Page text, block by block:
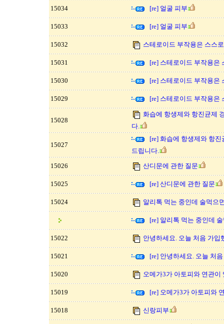
15034 [re] 얼굴 피부
15033 [re] 얼굴 피부
15032 스테로이드 부작용은 스스
15031 [re] 스테로이드 부작용은
15030 [re] 스테로이드 부작용은
15029 [re] 스테로이드 부작용은
15028
화습에 항생제와 항진균제
다.
15027
[re] 화습에 항생제와 항
드립니다.
15026
산디문에 관한 질문
15025 [re] 산디문에 관한 질문
15024 알리톡 먹는 중인데 술먹으
[re] 알리톡 먹는 중인데
15022 안녕하세요. 오늘 처음 가입
15021 [re] 안녕하세요. 오늘 처
15020 오메가3가 아토피와 연관이
15019 [re] 오메가3가 아토피와
15018 신랑피부